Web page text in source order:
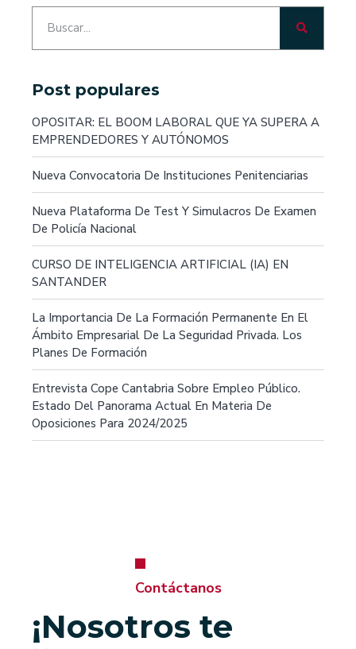
Post populares
OPOSITAR: EL BOOM LABORAL QUE YA SUPERA A
EMPRENDEDORES Y AUTÓNOMOS
Nueva Convocatoria De Instituciones Penitenciarias
Nueva Plataforma De Test Y Simulacros De Examen
De Policía Nacional
CURSO DE INTELIGENCIA ARTIFICIAL (IA) EN
SANTANDER
La Importancia De La Formación Permanente En El
Ámbito Empresarial De La Seguridad Privada. Los
Planes De Formación
Entrevista Cope Cantabria Sobre Empleo Público.
Estado Del Panorama Actual En Materia De
Oposiciones Para 2024/2025
Contáctanos
¡Nosotros te